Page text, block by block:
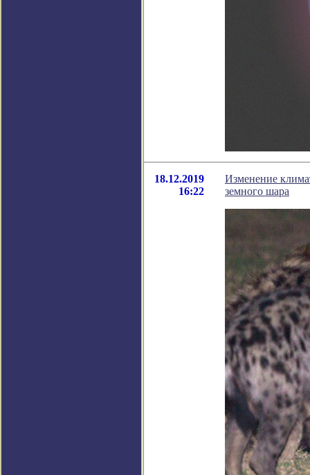
18.12.2019
16:22
Изменение
земного шара